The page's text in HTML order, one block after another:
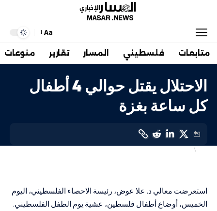
Aa
متابعات فلسطيني المسار تقارير منوعات
الاحتلال يقتل حوالي 4 أطفال
كل ساعة بغزة
صحةفلسطيني
استعرضت معالي د. علا عوض، رئيسة الاحصاء الفلسطيني، اليوم
الخميس، أوضاع أطفال فلسطين، عشية يوم الطفل الفلسطيني.